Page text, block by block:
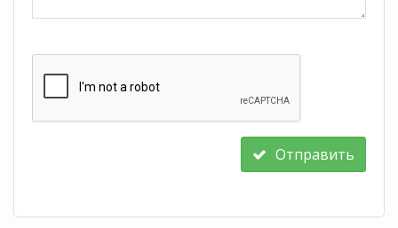
Отправить